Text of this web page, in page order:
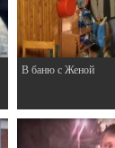
В баню с Женой